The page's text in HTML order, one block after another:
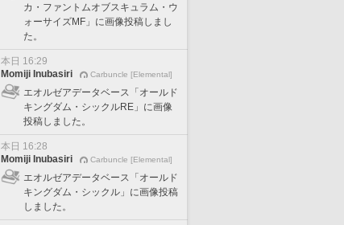
カ・ファントムオブスキュラム・ウ
ォーサイズMF」に画像投稿しまし
た。
本日 16:29
Momiji Inubasiri
Carbuncle [Elemental]
エオルゼアデータベース「オールド
キングダム・シックルRE」に画像
投稿しました。
本日 16:28
Momiji Inubasiri
Carbuncle [Elemental]
エオルゼアデータベース「オールド
キングダム・シックル」に画像投稿
しました。